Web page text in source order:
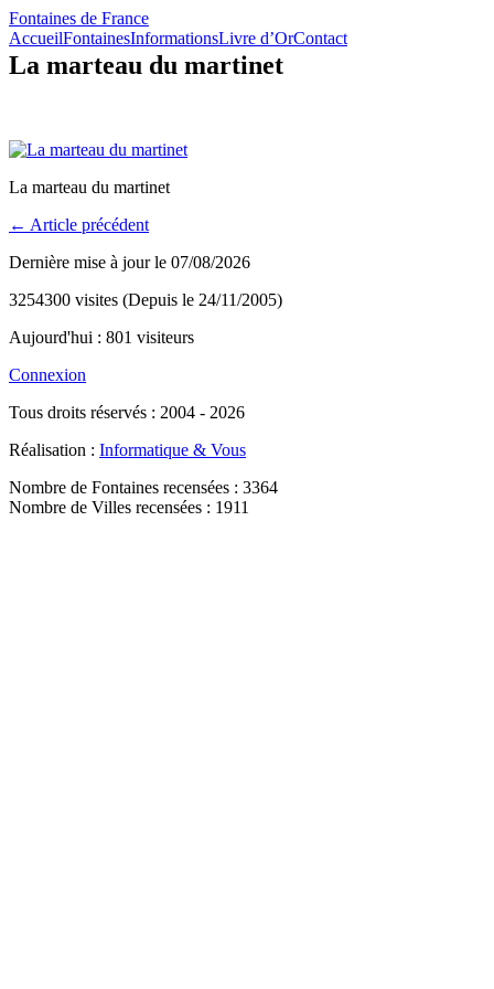
Fontaines de France
AccueilFontainesInformationsLivre d’OrContact
La marteau du martinet
La marteau du martinet
← Article précédent
Dernière mise à jour le 07/08/2026
3254300 visites (Depuis le 24/11/2005)
Aujourd'hui : 801 visiteurs
Connexion
Tous droits réservés : 2004 - 2026
Réalisation : Informatique & Vous
Nombre de Fontaines recensées : 3364
Nombre de Villes recensées : 1911